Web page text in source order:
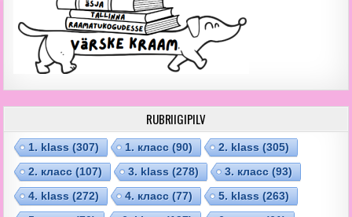
RUBRIIGIPILV
1. klass (307) 1. класс (90) 2. klass (305)
2. класс (107) 3. klass (278) 3. класс (93)
4. klass (272) 4. класс (77) 5. klass (263)